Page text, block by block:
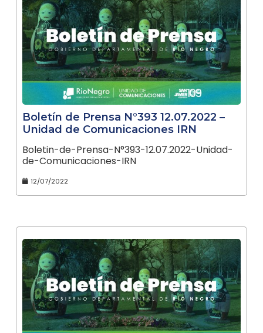
Boletín de Prensa N°393 12.07.2022 –
Unidad de Comunicaciones IRN
Boletin-de-Prensa-N°393-12.07.2022-Unidad-
de-Comunicaciones-IRN
12/07/2022